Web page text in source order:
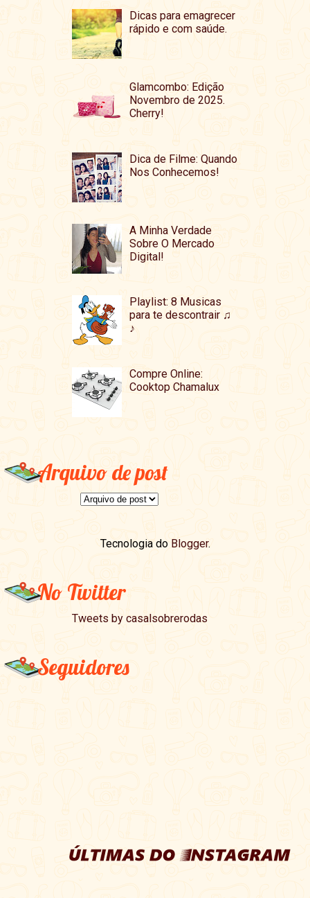
Dicas para emagrecer
rápido e com saúde.
Glamcombo: Edição
Novembro de 2025.
Cherry!
Dica de Filme: Quando
Nos Conhecemos!
A Minha Verdade
Sobre O Mercado
Digital!
Playlist: 8 Musicas
para te descontrair ♫
♪
Compre Online:
Cooktop Chamalux
Arquivo de post
Tecnologia do Blogger.
No Twitter
Tweets by casalsobrerodas
Seguidores